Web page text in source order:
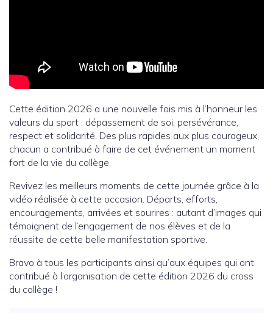
Cette édition 2026 a une nouvelle fois mis à l’honneur les
valeurs du sport : dépassement de soi, persévérance,
respect et solidarité. Des plus rapides aux plus courageux,
chacun a contribué à faire de cet événement un moment
fort de la vie du collège.
Revivez les meilleurs moments de cette journée grâce à la
vidéo réalisée à cette occasion. Départs, efforts,
encouragements, arrivées et sourires : autant d’images qui
témoignent de l’engagement de nos élèves et de la
réussite de cette belle manifestation sportive.
Bravo à tous les participants ainsi qu’aux équipes qui ont
contribué à l’organisation de cette édition 2026 du cross
du collège !